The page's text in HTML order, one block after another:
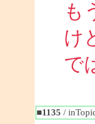
も
け
で
■1135 /